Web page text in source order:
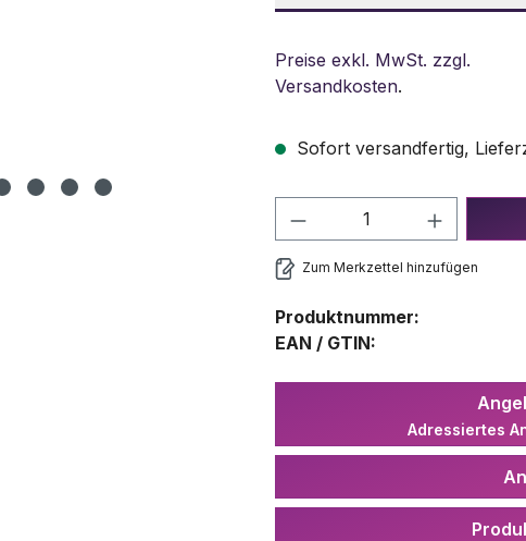
Preise exkl. MwSt. zzgl.
Versandkosten.
Sofort versandfertig,
Produkt Anzahl:
Zum Merkzettel hinzufügen
Produktnummer:
EAN / GTIN:
Adressiertes